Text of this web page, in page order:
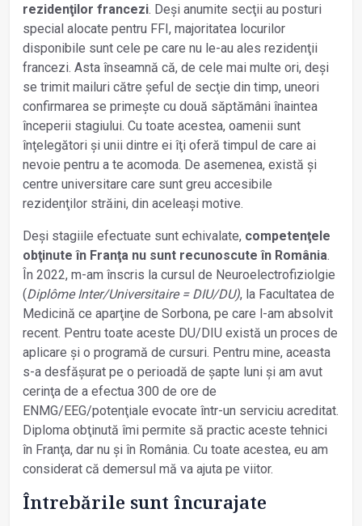
rezidenţilor francezi. Deși anumite secţii au posturi
special alocate pentru FFI, majoritatea locurilor
disponibile sunt cele pe care nu le-au ales rezidenţii
francezi. Asta înseamnă că, de cele mai multe ori, deși
se trimit mail­uri către șeful de secţie din timp, uneori
confirmarea se primește cu două săptămâni înaintea
începerii stagiului. Cu toate acestea, oamenii sunt
înţelegători și unii dintre ei îţi oferă timpul de care ai
nevoie pentru a te acomoda. De asemenea, există și
centre universitare care sunt greu accesibile
rezidenţilor străini, din aceleași motive.
Deși stagiile efectuate sunt echivalate, competenţele
obţinute în Franţa nu sunt recunoscute în România.
În 2022, m-am înscris la cursul de Neuroelectrofiziolgie
(Diplôme Inter/Universitaire = DIU/DU), la Facultatea de
Medicină ce aparţine de Sorbona, pe care l-am absolvit
recent. Pentru toate aceste DU/DIU există un proces de
aplicare și o programă de cursuri. Pentru mine, aceasta
s-a desfășurat pe o perioadă de șapte luni și am avut
cerinţa de a efectua 300 de ore de
ENMG/EEG/potenţiale evocate într-un serviciu acreditat.
Diploma obţinută îmi permite să practic aceste tehnici
în Franţa, dar nu și în România. Cu toate acestea, eu am
considerat că demersul mă va ajuta pe viitor.
Întrebările sunt încurajate